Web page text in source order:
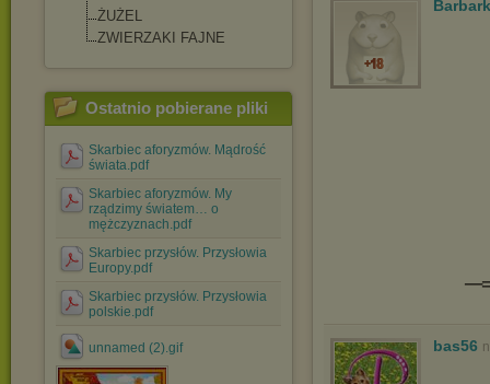
ŻUŻEL
ZWIERZAKI FAJNE
Ostatnio pobierane pliki
Skarbiec aforyzmów. Mądrość
świata.pdf
Skarbiec aforyzmów. My
rządzimy światem… o
mężczyznach.pdf
Skarbiec przysłów. Przysłowia
Europy.pdf
Skarbiec przysłów. Przysłowia
polskie.pdf
unnamed (2).gif bas56